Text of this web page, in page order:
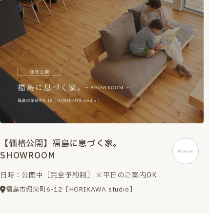
【価格公開】福島に息づく家。
SHOWROOM
日時：公開中［完全予約制］ ※平日のご案内OK
福島市堀河町6-12［HORIKAWA studio］